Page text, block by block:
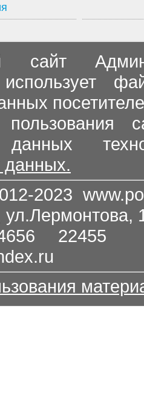
сайт
использует
пользования
данных
данных.
2023
ул.Лермонтова,